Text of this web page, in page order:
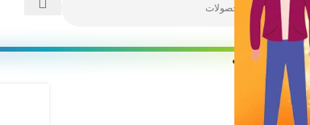
درنده جنگل